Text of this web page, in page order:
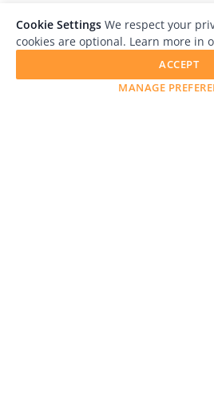
Cookie Settings We respect your
cookies are optional. Learn more in
MANAGE
ACCEPT